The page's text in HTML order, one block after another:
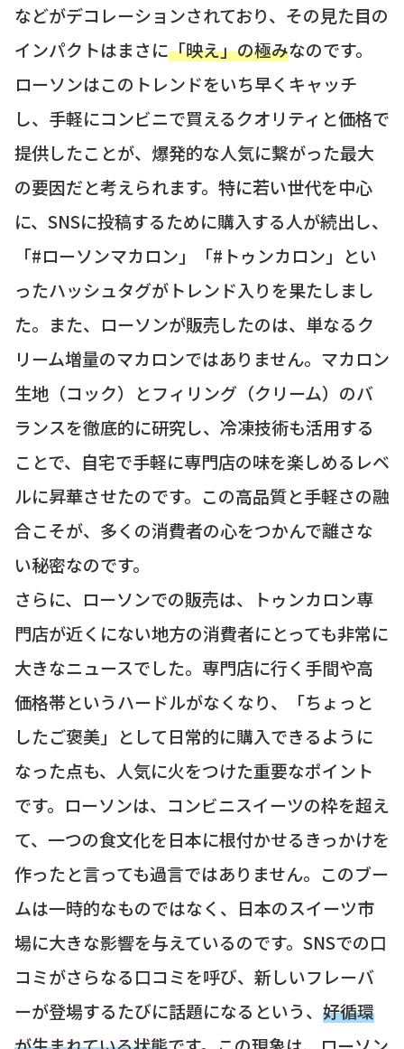
などがデコレーションされており、その見た目の
インパクトはまさに「映え」の極みなのです。
ローソンはこのトレンドをいち早くキャッチ
し、手軽にコンビニで買えるクオリティと価格で
提供したことが、爆発的な人気に繋がった最大
の要因だと考えられます。特に若い世代を中心
に、SNSに投稿するために購入する人が続出し、
「#ローソンマカロン」「#トゥンカロン」とい
ったハッシュタグがトレンド入りを果たしまし
た。また、ローソンが販売したのは、単なるク
リーム増量のマカロンではありません。マカロン
生地（コック）とフィリング（クリーム）のバ
ランスを徹底的に研究し、冷凍技術も活用する
ことで、自宅で手軽に専門店の味を楽しめるレベ
ルに昇華させたのです。この高品質と手軽さの融
合こそが、多くの消費者の心をつかんで離さな
い秘密なのです。
さらに、ローソンでの販売は、トゥンカロン専
門店が近くにない地方の消費者にとっても非常に
大きなニュースでした。専門店に行く手間や高
価格帯というハードルがなくなり、「ちょっと
したご褒美」として日常的に購入できるように
なった点も、人気に火をつけた重要なポイント
です。ローソンは、コンビニスイーツの枠を超え
て、一つの食文化を日本に根付かせるきっかけを
作ったと言っても過言ではありません。このブー
ムは一時的なものではなく、日本のスイーツ市
場に大きな影響を与えているのです。SNSでの口
コミがさらなる口コミを呼び、新しいフレーバ
ーが登場するたびに話題になるという、 好循環